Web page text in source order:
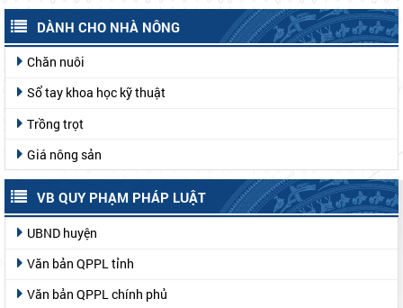
DÀNH CHO NHÀ NÔNG
Chăn nuôi
Sổ tay khoa học kỹ thuật
Trồng trọt
Giá nông sản
VB QUY PHẠM PHÁP LUẬT
UBND huyện
Văn bản QPPL tỉnh
Văn bản QPPL chính phủ